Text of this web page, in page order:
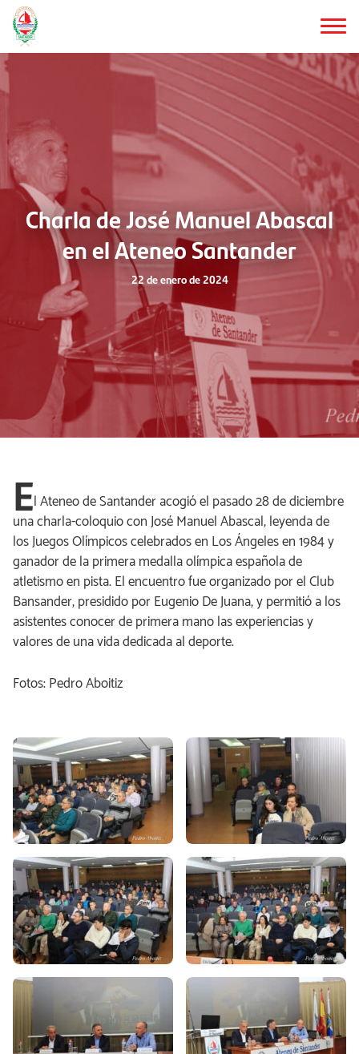
Saltar
al
contenido
Charla de José Manuel Abascal
en el Ateneo Santander
22 de enero de 2024
El Ateneo de Santander acogió el pasado 28 de diciembre
una charla-coloquio con José Manuel Abascal, leyenda de
los Juegos Olímpicos celebrados en Los Ángeles en 1984 y
ganador de la primera medalla olímpica española de
atletismo en pista. El encuentro fue organizado por el Club
Bansander, presidido por Eugenio De Juana, y permitió a los
asistentes conocer de primera mano las experiencias y
valores de una vida dedicada al deporte.
Fotos: Pedro Aboitiz